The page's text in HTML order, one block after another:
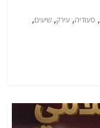
, סעודיה,עירק,שיעים,